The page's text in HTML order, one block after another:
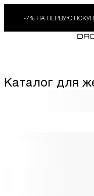
-7% НА ПЕРВУЮ
Каталог для